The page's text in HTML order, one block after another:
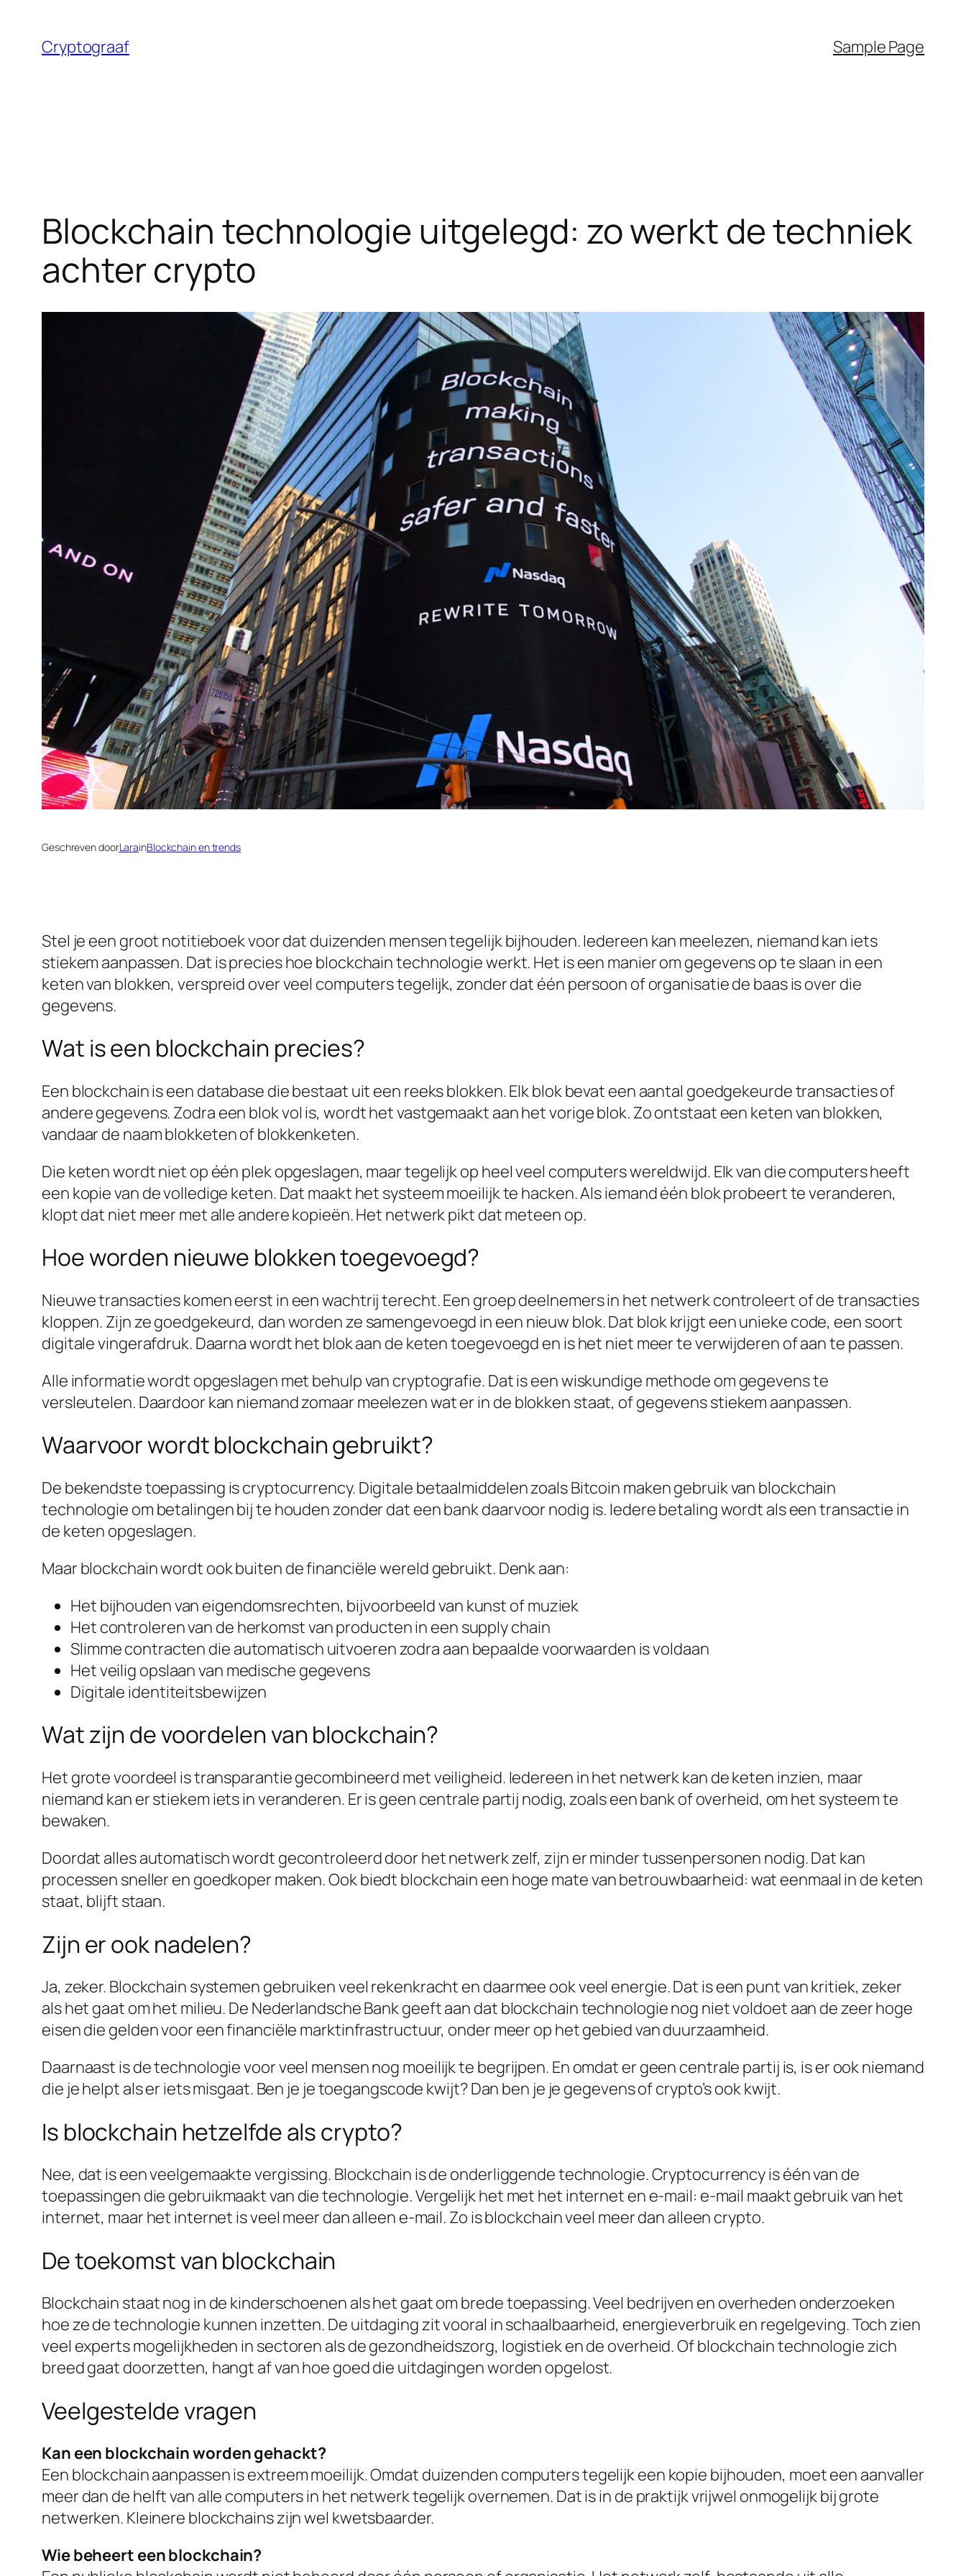
Cryptograaf Sample Page
Blockchain technologie uitgelegd: zo werkt de techniek
achter crypto
Geschreven doorLarainBlockchain en trends
Stel je een groot notitieboek voor dat duizenden mensen tegelijk bijhouden. Iedereen kan meelezen, niemand kan iets
stiekem aanpassen. Dat is precies hoe blockchain technologie werkt. Het is een manier om gegevens op te slaan in een
keten van blokken, verspreid over veel computers tegelijk, zonder dat één persoon of organisatie de baas is over die
gegevens.
Wat is een blockchain precies?
Een blockchain is een database die bestaat uit een reeks blokken. Elk blok bevat een aantal goedgekeurde transacties of
andere gegevens. Zodra een blok vol is, wordt het vastgemaakt aan het vorige blok. Zo ontstaat een keten van blokken,
vandaar de naam blokketen of blokkenketen.
Die keten wordt niet op één plek opgeslagen, maar tegelijk op heel veel computers wereldwijd. Elk van die computers heeft
een kopie van de volledige keten. Dat maakt het systeem moeilijk te hacken. Als iemand één blok probeert te veranderen,
klopt dat niet meer met alle andere kopieën. Het netwerk pikt dat meteen op.
Hoe worden nieuwe blokken toegevoegd?
Nieuwe transacties komen eerst in een wachtrij terecht. Een groep deelnemers in het netwerk controleert of de transacties
kloppen. Zijn ze goedgekeurd, dan worden ze samengevoegd in een nieuw blok. Dat blok krijgt een unieke code, een soort
digitale vingerafdruk. Daarna wordt het blok aan de keten toegevoegd en is het niet meer te verwijderen of aan te passen.
Alle informatie wordt opgeslagen met behulp van cryptografie. Dat is een wiskundige methode om gegevens te
versleutelen. Daardoor kan niemand zomaar meelezen wat er in de blokken staat, of gegevens stiekem aanpassen.
Waarvoor wordt blockchain gebruikt?
De bekendste toepassing is cryptocurrency. Digitale betaalmiddelen zoals Bitcoin maken gebruik van blockchain
technologie om betalingen bij te houden zonder dat een bank daarvoor nodig is. Iedere betaling wordt als een transactie in
de keten opgeslagen.
Maar blockchain wordt ook buiten de financiële wereld gebruikt. Denk aan:
Het bijhouden van eigendomsrechten, bijvoorbeeld van kunst of muziek
Het controleren van de herkomst van producten in een supply chain
Slimme contracten die automatisch uitvoeren zodra aan bepaalde voorwaarden is voldaan
Het veilig opslaan van medische gegevens
Digitale identiteitsbewijzen
Wat zijn de voordelen van blockchain?
Het grote voordeel is transparantie gecombineerd met veiligheid. Iedereen in het netwerk kan de keten inzien, maar
niemand kan er stiekem iets in veranderen. Er is geen centrale partij nodig, zoals een bank of overheid, om het systeem te
bewaken.
Doordat alles automatisch wordt gecontroleerd door het netwerk zelf, zijn er minder tussenpersonen nodig. Dat kan
processen sneller en goedkoper maken. Ook biedt blockchain een hoge mate van betrouwbaarheid: wat eenmaal in de keten
staat, blijft staan.
Zijn er ook nadelen?
Ja, zeker. Blockchain systemen gebruiken veel rekenkracht en daarmee ook veel energie. Dat is een punt van kritiek, zeker
als het gaat om het milieu. De Nederlandsche Bank geeft aan dat blockchain technologie nog niet voldoet aan de zeer hoge
eisen die gelden voor een financiële marktinfrastructuur, onder meer op het gebied van duurzaamheid.
Daarnaast is de technologie voor veel mensen nog moeilijk te begrijpen. En omdat er geen centrale partij is, is er ook niemand
die je helpt als er iets misgaat. Ben je je toegangscode kwijt? Dan ben je je gegevens of crypto’s ook kwijt.
Is blockchain hetzelfde als crypto?
Nee, dat is een veelgemaakte vergissing. Blockchain is de onderliggende technologie. Cryptocurrency is één van de
toepassingen die gebruikmaakt van die technologie. Vergelijk het met het internet en e-mail: e-mail maakt gebruik van het
internet, maar het internet is veel meer dan alleen e-mail. Zo is blockchain veel meer dan alleen crypto.
De toekomst van blockchain
Blockchain staat nog in de kinderschoenen als het gaat om brede toepassing. Veel bedrijven en overheden onderzoeken
hoe ze de technologie kunnen inzetten. De uitdaging zit vooral in schaalbaarheid, energieverbruik en regelgeving. Toch zien
veel experts mogelijkheden in sectoren als de gezondheidszorg, logistiek en de overheid. Of blockchain technologie zich
breed gaat doorzetten, hangt af van hoe goed die uitdagingen worden opgelost.
Veelgestelde vragen
Kan een blockchain worden gehackt?
Een blockchain aanpassen is extreem moeilijk. Omdat duizenden computers tegelijk een kopie bijhouden, moet een aanvaller
meer dan de helft van alle computers in het netwerk tegelijk overnemen. Dat is in de praktijk vrijwel onmogelijk bij grote
netwerken. Kleinere blockchains zijn wel kwetsbaarder.
Wie beheert een blockchain?